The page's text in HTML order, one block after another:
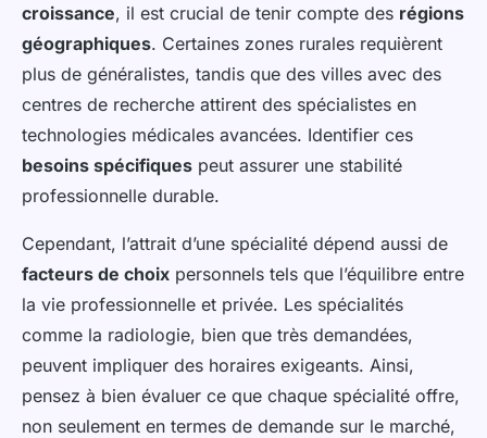
croissance, il est crucial de tenir compte des régions
géographiques. Certaines zones rurales requièrent
plus de généralistes, tandis que des villes avec des
centres de recherche attirent des spécialistes en
technologies médicales avancées. Identifier ces
besoins spécifiques peut assurer une stabilité
professionnelle durable.
Cependant, l’attrait d’une spécialité dépend aussi de
facteurs de choix personnels tels que l’équilibre entre
la vie professionnelle et privée. Les spécialités
comme la radiologie, bien que très demandées,
peuvent impliquer des horaires exigeants. Ainsi,
pensez à bien évaluer ce que chaque spécialité offre,
non seulement en termes de demande sur le marché,